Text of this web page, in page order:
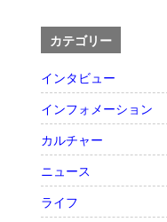
カテゴリー
インタビュー
インフォメーション
カルチャー
ニュース
ライフ